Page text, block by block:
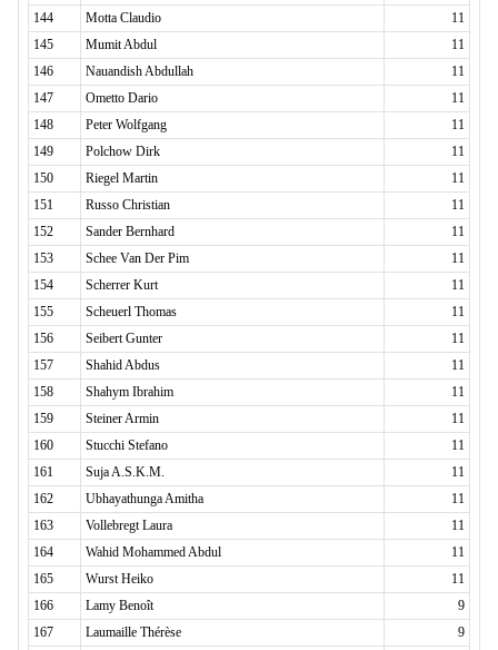
144
Motta Claudio
11
145
Mumit Abdul
11
146
Nauandish Abdullah
11
147
Ometto Dario
11
148
Peter Wolfgang
11
149
Polchow Dirk
11
150
Riegel Martin
11
151
Russo Christian
11
152
Sander Bernhard
11
153
Schee Van Der Pim
11
154
Scherrer Kurt
11
155
Scheuerl Thomas
11
156
Seibert Gunter
11
157
Shahid Abdus
11
158
Shahym Ibrahim
11
159
Steiner Armin
11
160
Stucchi Stefano
11
161
Suja A.S.K.M.
11
162
Ubhayathunga Amitha
11
163
Vollebregt Laura
11
164
Wahid Mohammed Abdul
11
165
Wurst Heiko
11
166
Lamy Benoît
9
167
Laumaille Thérèse
9